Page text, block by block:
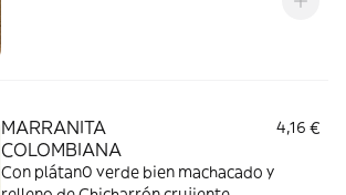
MARRANITA
COLOMBIANA
4,16 €
Con plátan0 verde bien machacado y